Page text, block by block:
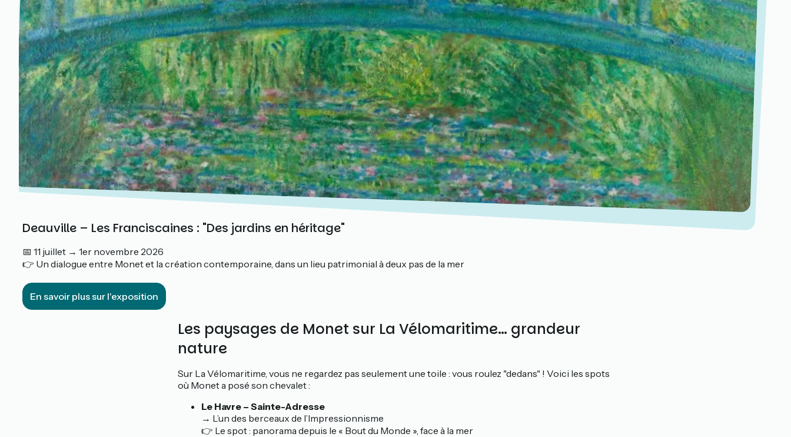
Deauville – Les Franciscaines : "Des jardins en héritage"
📅 11 juillet → 1er novembre 2026
👉 Un dialogue entre Monet et la création contemporaine, dans un lieu patrimonial à deux pas de la mer
En savoir plus sur l'exposition
Les paysages de Monet sur La Vélomaritime… grandeur
nature
Sur La Vélomaritime, vous ne regardez pas seulement une toile : vous roulez "dedans" ! Voici les spots
où Monet a posé son chevalet :
Le Havre – Sainte-Adresse
→ L’un des berceaux de l’Impressionnisme
👉 Le spot : panorama depuis le « Bout du Monde », face à la mer